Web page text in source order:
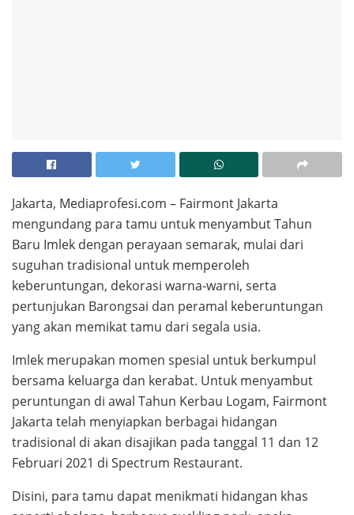
Jakarta, Mediaprofesi.com – Fairmont Jakarta
mengundang para tamu untuk menyambut Tahun
Baru Imlek dengan perayaan semarak, mulai dari
suguhan tradisional untuk memperoleh
keberuntungan, dekorasi warna-warni, serta
pertunjukan Barongsai dan peramal keberuntungan
yang akan memikat tamu dari segala usia.
Imlek merupakan momen spesial untuk berkumpul
bersama keluarga dan kerabat. Untuk menyambut
peruntungan di awal Tahun Kerbau Logam, Fairmont
Jakarta telah menyiapkan berbagai hidangan
tradisional di akan disajikan pada tanggal 11 dan 12
Februari 2021 di Spectrum Restaurant.
Disini, para tamu dapat menikmati hidangan khas